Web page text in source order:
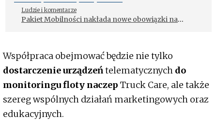
Ludzie i komentarze
Pakiet Mobilności nakłada nowe obowiązki na
Współpraca obejmować będzie nie tylko
dostarczenie urządzeńtelematycznych do
monitoringu floty naczep Truck Care, ale także
szereg wspólnych działań marketingowych oraz
edukacyjnych.